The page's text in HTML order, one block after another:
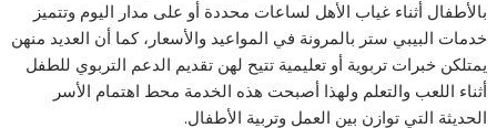
بالأطفال أثناء غياب الأهل لساعات محددة أو على مدار اليوم وتتميز
خدمات البيبي ستر بالمرونة في المواعيد والأسعار، كما أن العديد منهن
يمتلكن خبرات تربوية أو تعليمية تتيح لهن تقديم الدعم التربوي للطفل
أثناء اللعب والتعلم ولهذا أصبحت هذه الخدمة محط اهتمام الأسر
الحديثة التي توازن بين العمل وتربية الأطفال.